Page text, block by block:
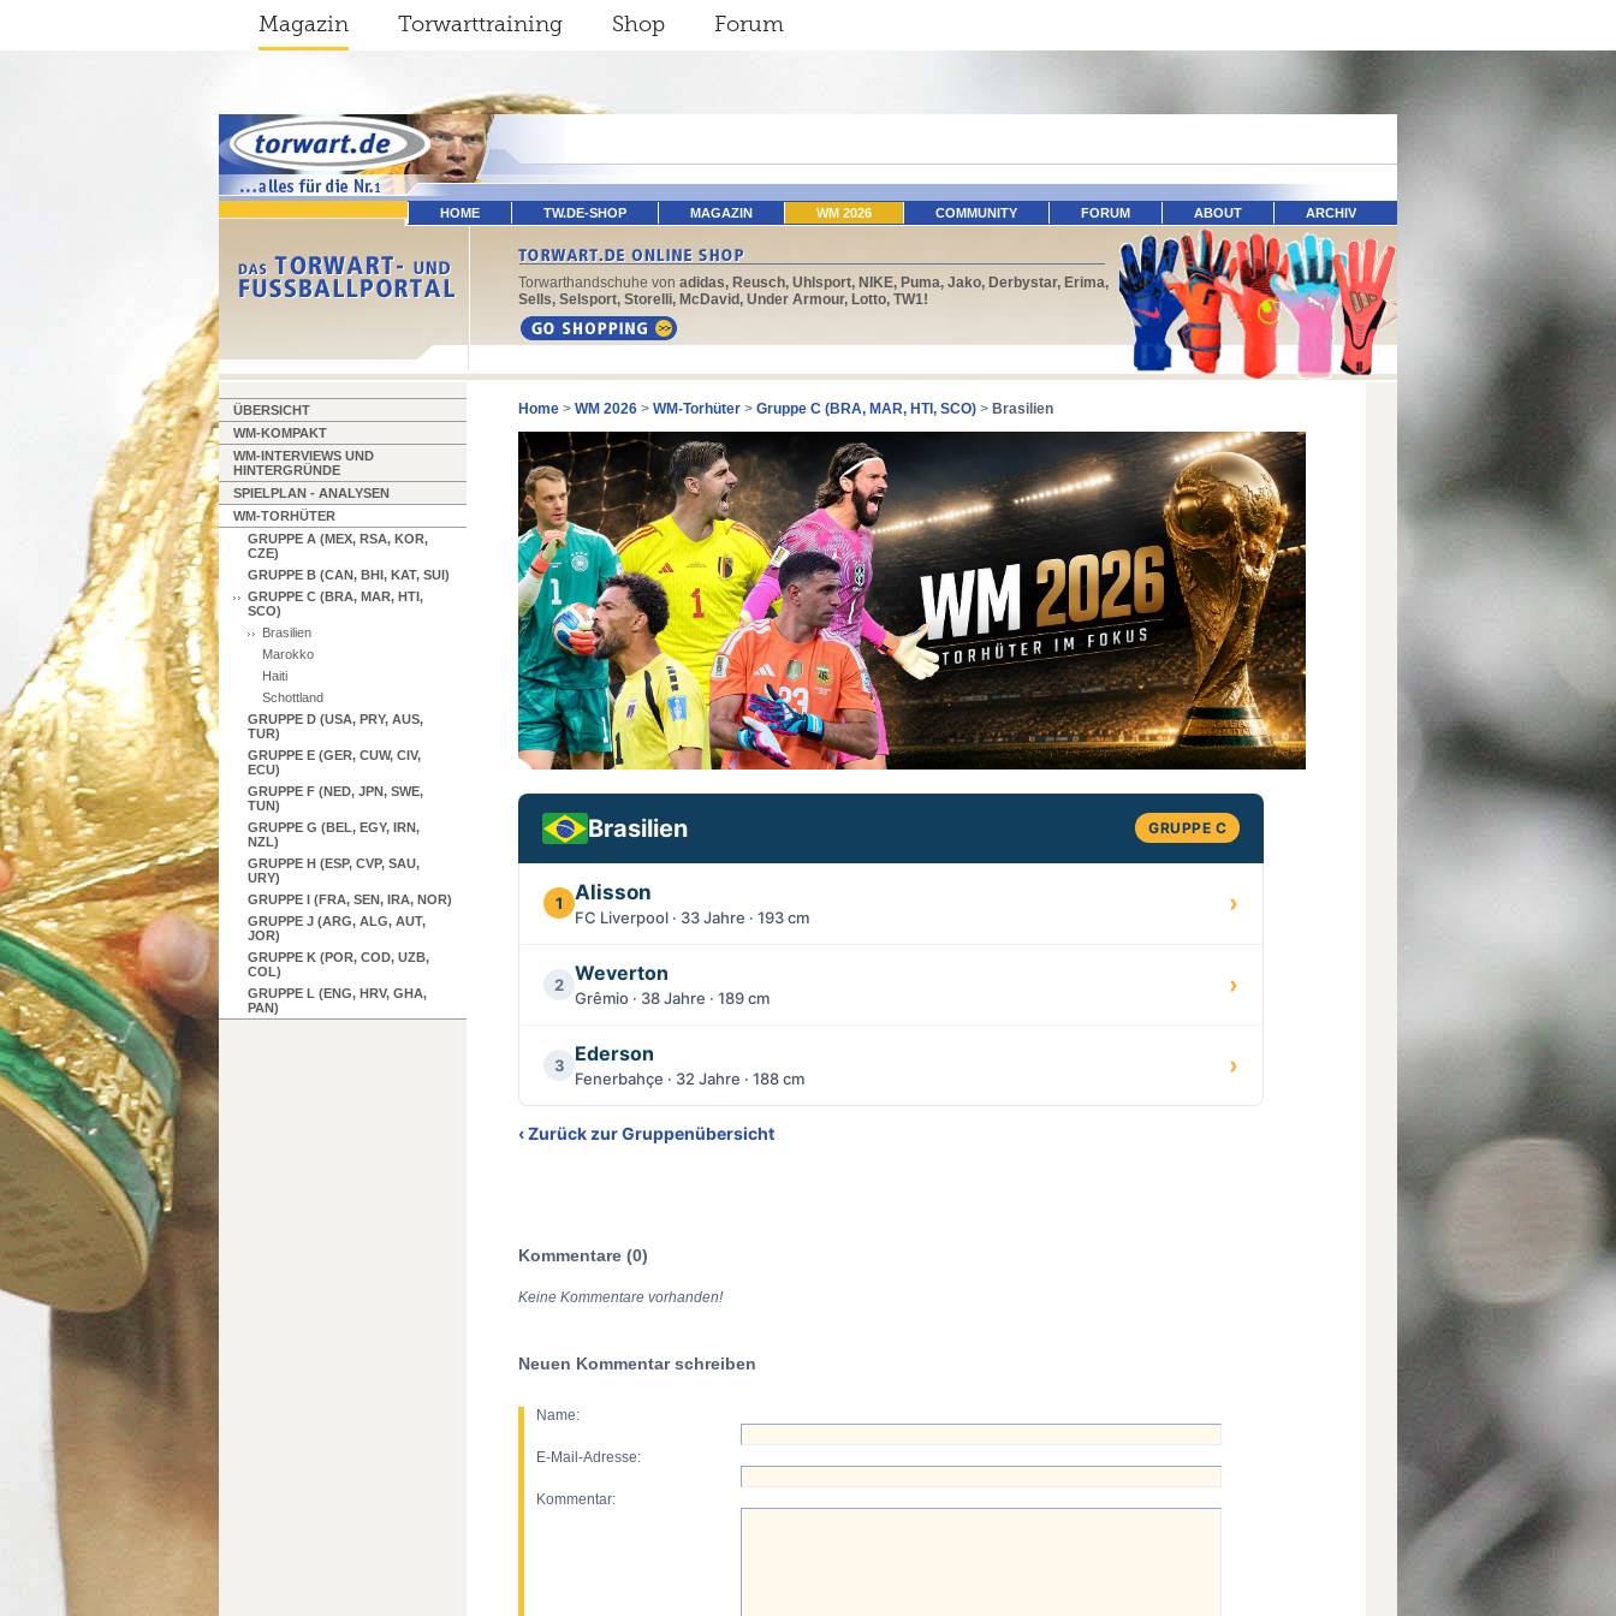
Magazin Torwarttraining Shop Forum
HOME TW.DE-SHOP MAGAZIN WM 2026 COMMUNITY FORUM ABOUT ARCHIV
Torwarthandschuhe von adidas, Reusch, Uhlsport, NIKE, Puma, Jako, Derbystar, Erima,
Sells, Selsport, Storelli, McDavid, Under Armour, Lotto, TW1!
ÜBERSICHT
WM-KOMPAKT
WM-INTERVIEWS UND
HINTERGRÜNDE
SPIELPLAN - ANALYSEN
WM-TORHÜTER
GRUPPE A (MEX, RSA, KOR,
CZE)
GRUPPE B (CAN, BHI, KAT, SUI)
GRUPPE C (BRA, MAR, HTI,
SCO)
Brasilien
Marokko
Haiti
Schottland
GRUPPE D (USA, PRY, AUS,
TUR)
GRUPPE E (GER, CUW, CIV,
ECU)
GRUPPE F (NED, JPN, SWE,
TUN)
GRUPPE G (BEL, EGY, IRN,
NZL)
GRUPPE H (ESP, CVP, SAU,
URY)
GRUPPE I (FRA, SEN, IRA, NOR)
GRUPPE J (ARG, ALG, AUT,
JOR)
GRUPPE K (POR, COD, UZB,
COL)
GRUPPE L (ENG, HRV, GHA,
PAN)
Home > WM 2026 > WM-Torhüter > Gruppe C (BRA, MAR, HTI, SCO) > Brasilien
Brasilien GRUPPE C
1 Alisson
FC Liverpool · 33 Jahre · 193 cm ›
2 Weverton
Grêmio · 38 Jahre · 189 cm ›
3 Ederson
Fenerbahçe · 32 Jahre · 188 cm ›
‹ Zurück zur Gruppenübersicht
Kommentare (0)
Keine Kommentare vorhanden!
Neuen Kommentar schreiben
Name:
E-Mail-Adresse:
Kommentar: